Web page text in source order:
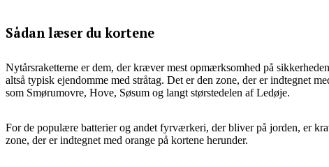
Sådan læser du kortene
Nytårsraketterne er dem, der kræver mest opmærksomhed på
altså typisk ejendomme med stråtag. Det er den zone, der er indtegnet
som Smørumovre, Hove, Søsum og langt størstedelen af Ledøje.
For de populære batterier og andet fyrværkeri, der bliver på jorden, er
zone, der er indtegnet med orange på kortene herunder.